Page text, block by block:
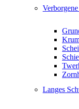
Langes